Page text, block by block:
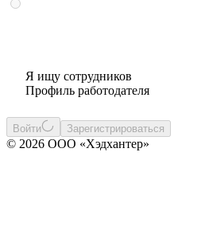
Я ищу сотрудников
Профиль работодателя
Войти Зарегистрироваться
© 2026 ООО «Хэдхантер»